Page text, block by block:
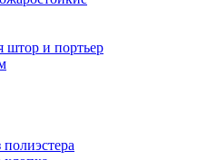
штор и портьер